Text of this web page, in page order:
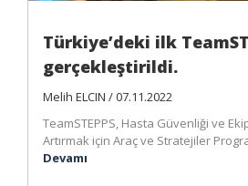
Türkiye’deki ilk
gerçekleştirildi.
Melih ELCIN / 07.11.2022
TeamSTEPPS, Hasta Güvenliği ve
Artırmak için Araç ve Stratejiler
Devamı